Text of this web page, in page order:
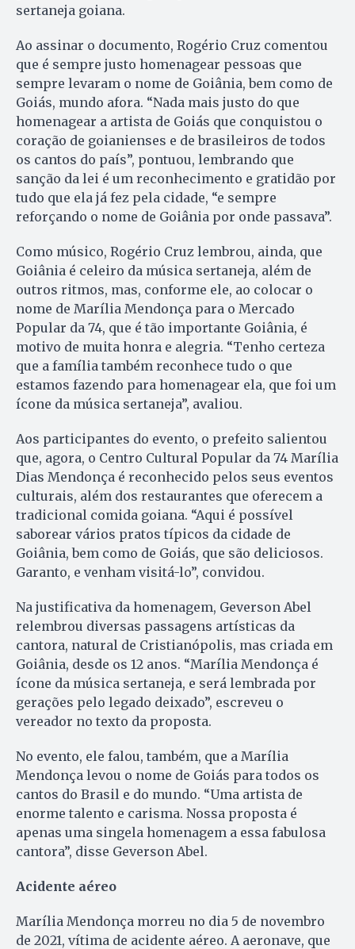
sertaneja goiana.
Ao assinar o documento, Rogério Cruz comentou
que é sempre justo homenagear pessoas que
sempre levaram o nome de Goiânia, bem como de
Goiás, mundo afora. “Nada mais justo do que
homenagear a artista de Goiás que conquistou o
coração de goianienses e de brasileiros de todos
os cantos do país”, pontuou, lembrando que
sanção da lei é um reconhecimento e gratidão por
tudo que ela já fez pela cidade, “e sempre
reforçando o nome de Goiânia por onde passava”.
Como músico, Rogério Cruz lembrou, ainda, que
Goiânia é celeiro da música sertaneja, além de
outros ritmos, mas, conforme ele, ao colocar o
nome de Marília Mendonça para o Mercado
Popular da 74, que é tão importante Goiânia, é
motivo de muita honra e alegria. “Tenho certeza
que a família também reconhece tudo o que
estamos fazendo para homenagear ela, que foi um
ícone da música sertaneja”, avaliou.
Aos participantes do evento, o prefeito salientou
que, agora, o Centro Cultural Popular da 74 Marília
Dias Mendonça é reconhecido pelos seus eventos
culturais, além dos restaurantes que oferecem a
tradicional comida goiana. “Aqui é possível
saborear vários pratos típicos da cidade de
Goiânia, bem como de Goiás, que são deliciosos.
Garanto, e venham visitá-lo”, convidou.
Na justificativa da homenagem, Geverson Abel
relembrou diversas passagens artísticas da
cantora, natural de Cristianópolis, mas criada em
Goiânia, desde os 12 anos. “Marília Mendonça é
ícone da música sertaneja, e será lembrada por
gerações pelo legado deixado”, escreveu o
vereador no texto da proposta.
No evento, ele falou, também, que a Marília
Mendonça levou o nome de Goiás para todos os
cantos do Brasil e do mundo. “Uma artista de
enorme talento e carisma. Nossa proposta é
apenas uma singela homenagem a essa fabulosa
cantora”, disse Geverson Abel.
Acidente aéreo
Marília Mendonça morreu no dia 5 de novembro
de 2021, vítima de acidente aéreo. A aeronave, que